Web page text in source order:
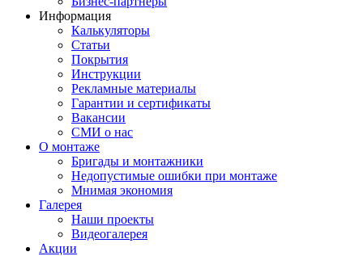
Информация
Калькуляторы
Статьи
Покрытия
Инструкции
Рекламные материалы
Гарантии и сертификаты
Вакансии
СМИ о нас
О монтаже
Бригады и монтажники
Недопустимые ошибки при монтаже
Мнимая экономия
Галерея
Наши проекты
Видеогалерея
Акции